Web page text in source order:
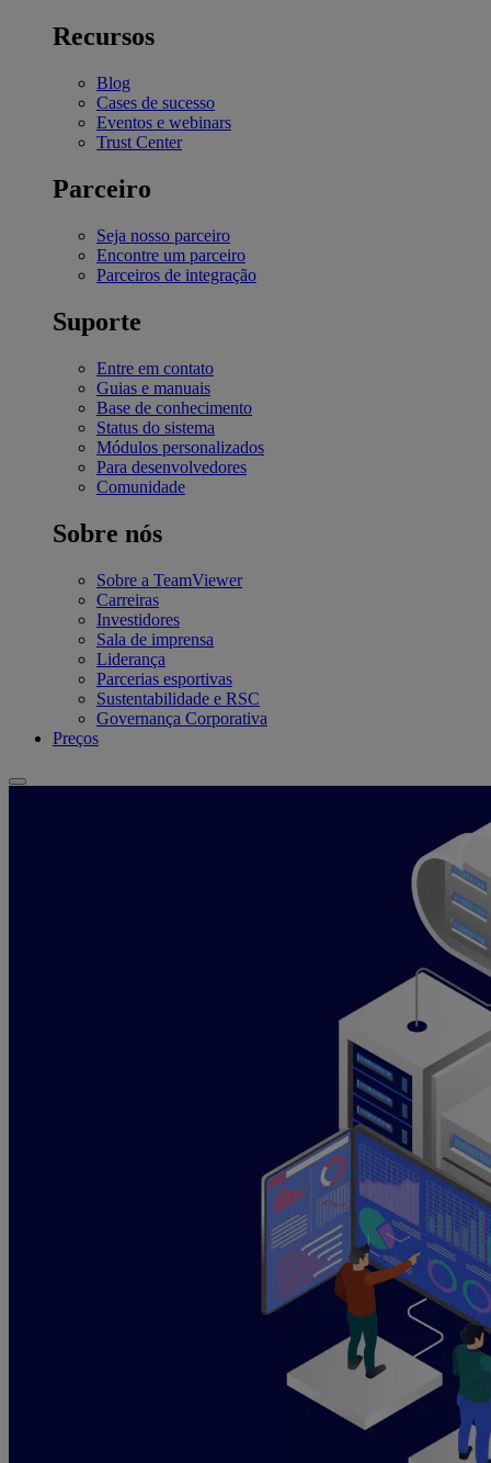
Recursos
Blog
Cases de sucesso
Eventos e webinars
Trust Center
Parceiro
Seja nosso parceiro
Encontre um parceiro
Parceiros de integração
Suporte
Entre em contato
Guias e manuais
Base de conhecimento
Status do sistema
Módulos personalizados
Para desenvolvedores
Comunidade
Sobre nós
Sobre a TeamViewer
Carreiras
Investidores
Sala de imprensa
Liderança
Parcerias esportivas
Sustentabilidade e RSC
Governança Corporativa
Preços